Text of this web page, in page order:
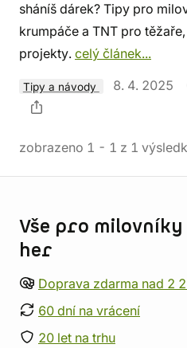
sháníš dárek? Tipy pro
krumpáče a TNT pro
projekty. celý článek...
Tipy a návody 8. 4. 2025
zobrazeno 1 - 1 z 1
Vše pro
her
Doprava zdarma nad 2
60 dní na vrácení
20 let na trhu